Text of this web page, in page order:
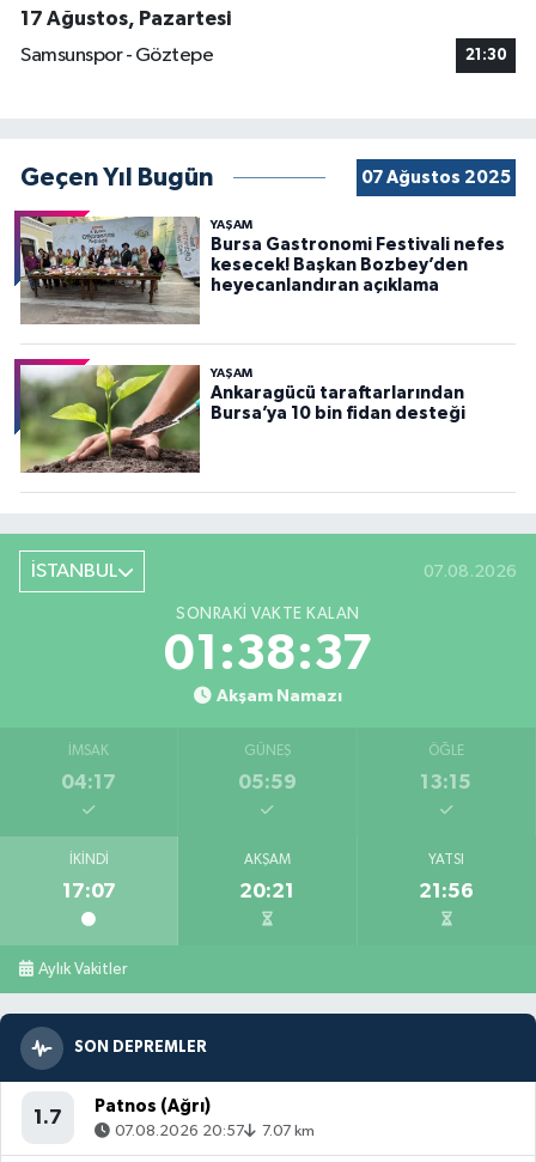
17 Ağustos, Pazartesi
Samsunspor - Göztepe
21:30
Geçen Yıl Bugün 07 Ağustos 2025
YAŞAM
Bursa Gastronomi Festivali nefes
kesecek! Başkan Bozbey’den
heyecanlandıran açıklama
YAŞAM
Ankaragücü taraftarlarından
Bursa’ya 10 bin fidan desteği
İSTANBUL 07.08.2026
SONRAKI VAKTE KALAN
01:38:35
Akşam Namazı
İMSAK
04:17
GÜNEŞ
05:59
ÖĞLE
13:15
İKINDI
17:07
AKŞAM
20:21
YATSI
21:56
Aylık Vakitler
SON DEPREMLER
1.7
Patnos (Ağrı)
07.08.2026 20:57 7.07 km